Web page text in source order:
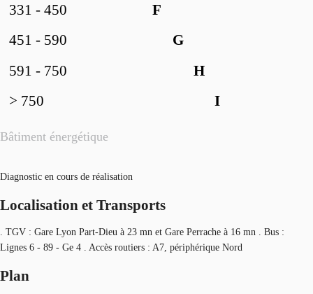
Bâtiment énergétique
F
331 - 450
G
451 - 590
H
591 - 750
I
> 750
Diagnostic en cours de réalisation
Localisation et Transports
. TGV : Gare Lyon Part-Dieu à 23 mn et Gare Perrache à 16 mn . Bus :
Lignes 6 - 89 - Ge 4 . Accès routiers : A7, périphérique Nord
Plan